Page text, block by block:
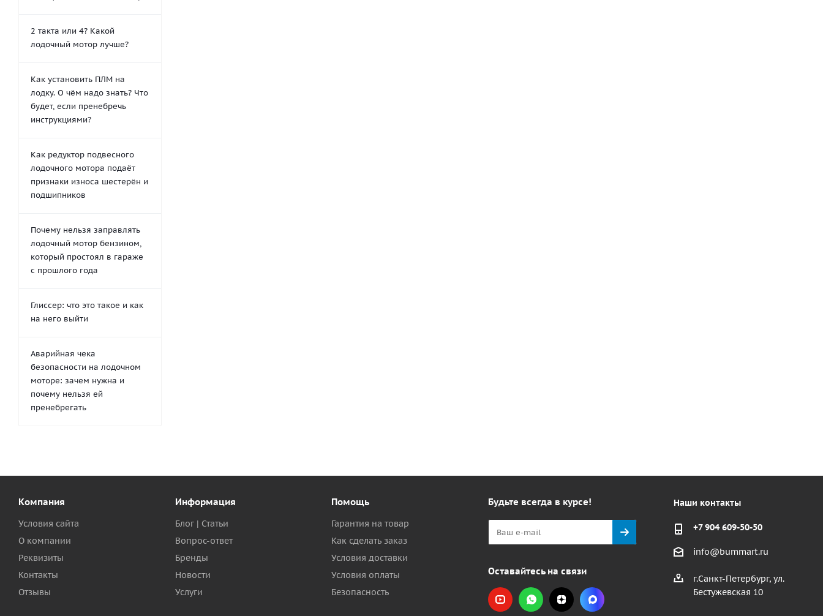
2 такта или 4? Какой
лодочный мотор лучше?
Как установить ПЛМ на
лодку. О чём надо знать? Что
будет, если пренебречь
инструкциями?
Как редуктор подвесного
лодочного мотора подаёт
признаки износа шестерён и
подшипников
Почему нельзя заправлять
лодочный мотор бензином,
который простоял в гараже
с прошлого года
Глиссер: что это такое и как
на него выйти
Аварийная чека
безопасности на лодочном
моторе: зачем нужна и
почему нельзя ей
пренебрегать
Компания
Условия сайта
О компании
Реквизиты
Контакты
Отзывы
Информация
Блог | Статьи
Вопрос-ответ
Бренды
Новости
Услуги
Помощь
Гарантия на товар
Как сделать заказ
Условия доставки
Условия оплаты
Безопасность
Будьте всегда в курсе!
Оставайтесь на связи
Наши контакты
+7 904 609-50-50
info@bummart.ru
г.Санкт-Петербург, ул.
Бестужевская 10